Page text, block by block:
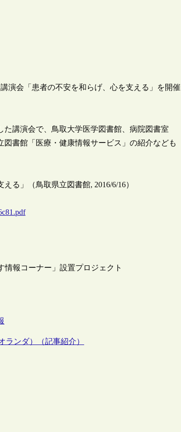
演会「患者の不安を和らげ、心を支える」を開催
た講演会で、鳥取大学医学図書館、病院図書室
図書館「医療・健康情報サービス」の紹介なども
る」（鳥取県立図書館, 2016/6/16）
報コーナー」設置プロジェクト
ランダ）（記事紹介）